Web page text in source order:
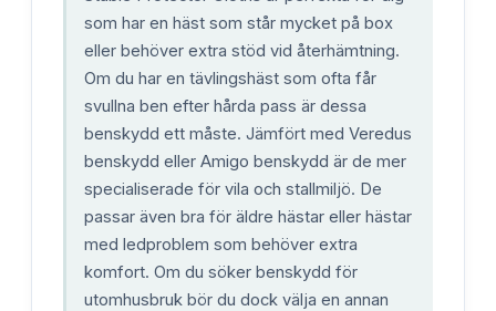
som har en häst som står mycket på box
eller behöver extra stöd vid återhämtning.
Om du har en tävlingshäst som ofta får
svullna ben efter hårda pass är dessa
benskydd ett måste. Jämfört med Veredus
benskydd eller Amigo benskydd är de mer
specialiserade för vila och stallmiljö. De
passar även bra för äldre hästar eller hästar
med ledproblem som behöver extra
komfort. Om du söker benskydd för
utomhusbruk bör du dock välja en annan